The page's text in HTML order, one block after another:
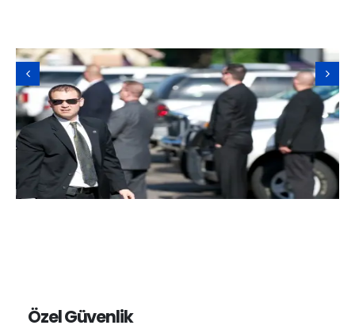
Özel Güvenlik